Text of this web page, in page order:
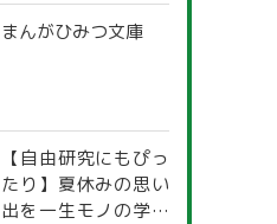
まんがひみつ文庫
【自由研究にもぴっ
たり】夏休みの思い
出を一生モノの学び